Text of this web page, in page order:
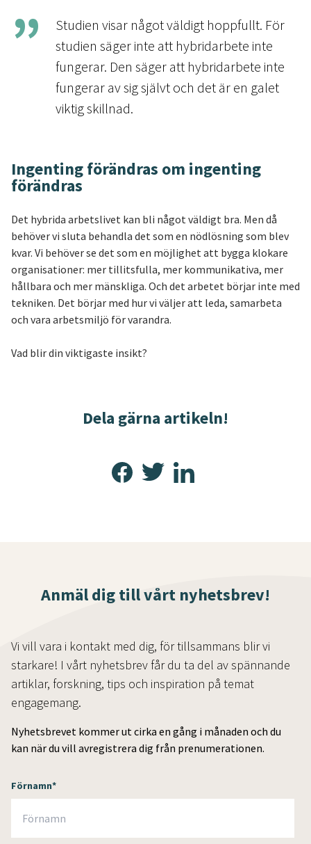
Studien visar något väldigt hoppfullt. För
studien säger inte att hybridarbete inte
fungerar. Den säger att hybridarbete inte
fungerar av sig självt och det är en galet
viktig skillnad.
Ingenting förändras om ingenting
förändras
Det hybrida arbetslivet kan bli något väldigt bra. Men då
behöver vi sluta behandla det som en nödlösning som blev
kvar. Vi behöver se det som en möjlighet att bygga klokare
organisationer: mer tillitsfulla, mer kommunikativa, mer
hållbara och mer mänskliga. Och det arbetet börjar inte med
tekniken. Det börjar med hur vi väljer att leda, samarbeta
och vara arbetsmiljö för varandra.
Vad blir din viktigaste insikt?
Dela gärna artikeln!
Anmäl dig till vårt nyhetsbrev!
Vi vill vara i kontakt med dig, för tillsammans blir vi
starkare! I vårt nyhetsbrev får du ta del av spännande
artiklar, forskning, tips och inspiration på temat
engagemang.
Nyhetsbrevet kommer ut cirka en gång i månaden och du
kan när du vill avregistrera dig från prenumerationen.
Förnamn*